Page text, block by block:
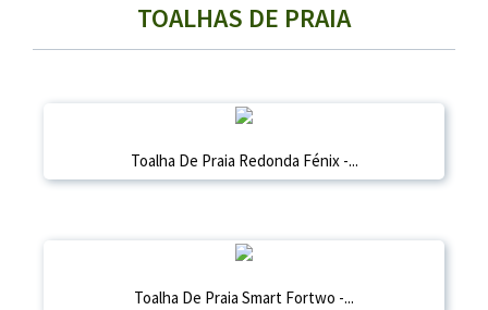
TOALHAS DE PRAIA
Toalha De Praia Redonda Fénix -...
Toalha De Praia Smart Fortwo -...